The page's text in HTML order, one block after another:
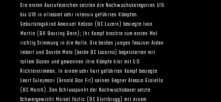
Die ersten Ausrufezeichen setzten die Nachwuchskategorien U15
bis U19 in allesamt sehr intensiv geführten Kämpfen.
Geburtstagskind Amanuel Kebron (BC Luzern) besiegte Ivan
Martin (BK Boxring Bern); ihr Kampf brachte zum ersten Mal
richtig Stimmung in die Halle. Die beiden jungen Tessiner Aiden
Imbert und Davide Meta (beide BC Locarno) begeisterten mit
tollem Boxen und gewannen ihre Kämpfe klar mit 5:0
Richterstimmen. In einem sehr hart geführten Kampf besiegte
Leart Sulejmani (Arnold Box Fit) seinen Gegner Alessio Gioiella
(BC March). Den Schlusspunkt der Nachwuchsboxer setzte
Schwergewicht Marsel Fazlic (BC Glattbrugg) mit einem